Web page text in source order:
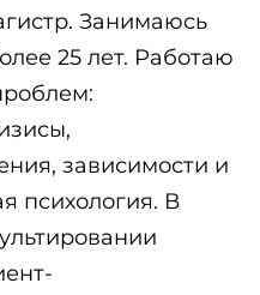
Занимаюсь
25 лет. Работаю
зависимости и
психология. В